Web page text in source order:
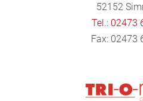
52152
Tel.: 02473
Fax: 02473